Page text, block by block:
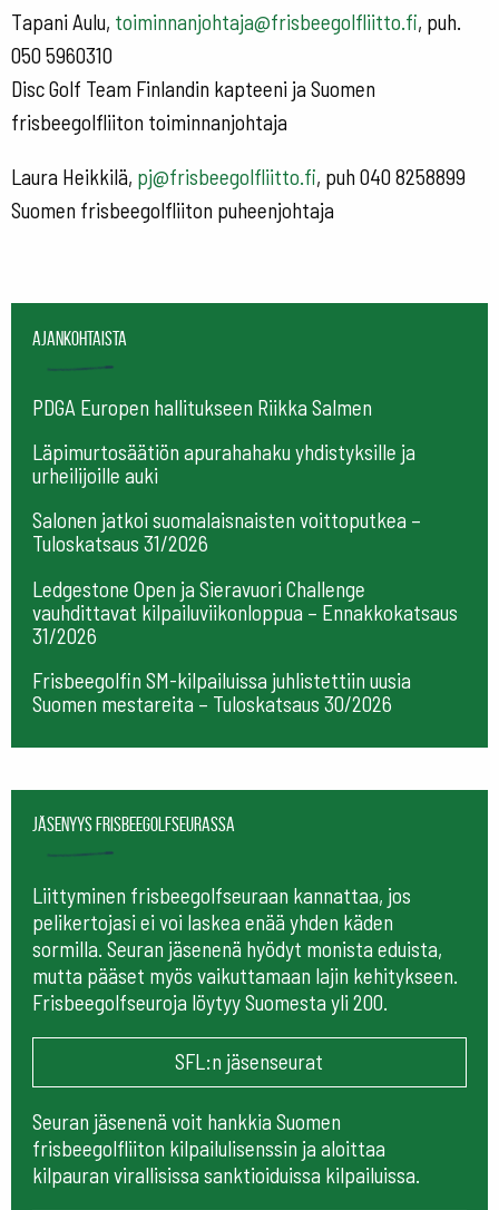
Tapani Aulu, toiminnanjohtaja@frisbeegolfliitto.fi, puh.
050 5960310
Disc Golf Team Finlandin kapteeni ja Suomen
frisbeegolfliiton toiminnanjohtaja
Laura Heikkilä, pj@frisbeegolfliitto.fi, puh 040 8258899
Suomen frisbeegolfliiton puheenjohtaja
Ajankohtaista
PDGA Europen hallitukseen Riikka Salmen
Läpimurtosäätiön apurahahaku yhdistyksille ja
urheilijoille auki
Salonen jatkoi suomalaisnaisten voittoputkea –
Tuloskatsaus 31/2026
Ledgestone Open ja Sieravuori Challenge
vauhdittavat kilpailuviikonloppua – Ennakkokatsaus
31/2026
Frisbeegolfin SM-kilpailuissa juhlistettiin uusia
Suomen mestareita – Tuloskatsaus 30/2026
Jäsenyys frisbeegolfseurassa
Liittyminen frisbeegolfseuraan kannattaa, jos
pelikertojasi ei voi laskea enää yhden käden
sormilla. Seuran jäsenenä hyödyt monista eduista,
mutta pääset myös vaikuttamaan lajin kehitykseen.
Frisbeegolfseuroja löytyy Suomesta yli 200.
SFL:n jäsenseurat
Seuran jäsenenä voit hankkia Suomen
frisbeegolfliiton kilpailulisenssin ja aloittaa
kilpauran virallisissa sanktioiduissa kilpailuissa.